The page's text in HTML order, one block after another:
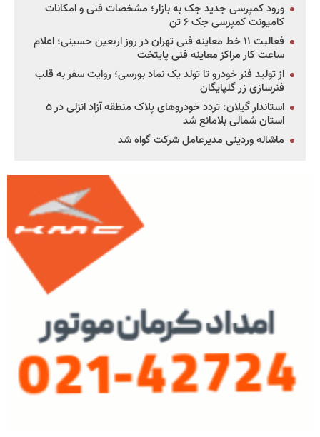
ورود کمپرسی جدید جک به بازار؛ مشخصات فنی و امکانات
کامیونت کمپرسی جک ۶ تن
فعالیت ۱۱ خط معاینه فنی تهران در روز اربعین حسینی؛ اعلام
ساعت کار مراکز معاینه فنی پایتخت
از تولید فنر خودرو تا تولد یک نماد بورسی؛ روایت سفر به قلب
فنرسازی زر گلپایگان
استاندار گیلان: تردد خودروهای پلاک منطقه آزاد انزلی در ۵
استان شمالی بلامانع شد
ماشاله وردینی مدیرعامل شرکت گواه شد